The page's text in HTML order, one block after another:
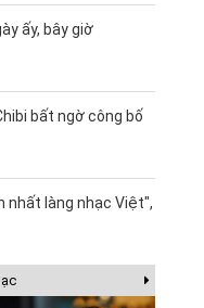
ấy, bây giờ
bất ngờ công bố
nhất làng nhạc Việt",